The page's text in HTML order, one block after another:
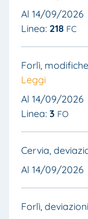
Al 14/09/2026
Linea: 218 FC
Forlì,
Leggi
Al 14/09/2026
Linea: 3 FO
Cervia,
Al 14/09/2026
Forlì,